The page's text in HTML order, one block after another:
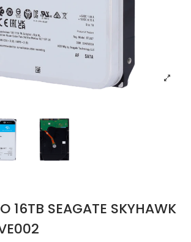
16TB SEAGATE SKYHAWK